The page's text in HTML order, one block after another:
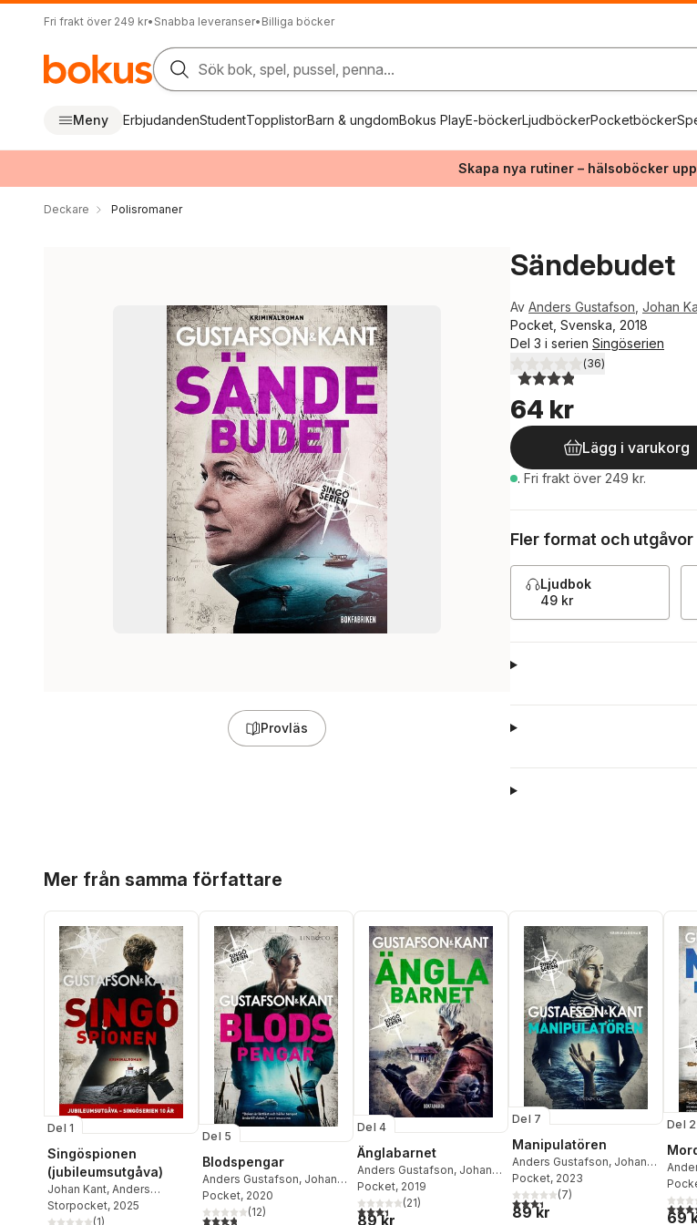
Fri frakt över 249 kr• Snabba leveranser• Billiga böcker
Sök bok, spel, pussel, penna...
Meny ErbjudandenStudentTopplistorBarn & ungdomBokus PlayE-böckerLjudböckerPocketböcker
Skapa nya rutiner – hälsoböcker
Deckare Polisromaner
Provläs
Sändebudet
Av Anders Gustafson Johan
Pocket, Svenska, 2018
Del 3 i serien Singöserien
3,9utav 5 stjärnor. Totalt antal
(36)
64 kr
Lägg i varukorg
. Fri frakt över 249 kr.
Fler format och utgåvor
Ljudbok
49 kr
Mer från samma författare
Del 1
Singöspionen
(jubileumsutgåva)
Johan Kant, Anders
Gustafson
Storpocket, 2025
(1)
Del 5
Blodspengar
Anders Gustafson, Johan
Kant,Gustafson & Kant
Pocket, 2020
3,8utav 5 stjärnor. Totalt antal röster:
(12)
Del 4
Änglabarnet
Anders Gustafson, Johan
Kant,Gustafson & Kant
Pocket, 2019
3,4utav 5 stjärnor. Totalt antal röster:
(21)
89 kr
Del 7
Manipulatören
Anders Gustafson, Johan
Kant
Pocket, 2023
3,4utav 5 stjärnor. Totalt antal
(7)
89 kr
Del 2
Kant,
4,0
69